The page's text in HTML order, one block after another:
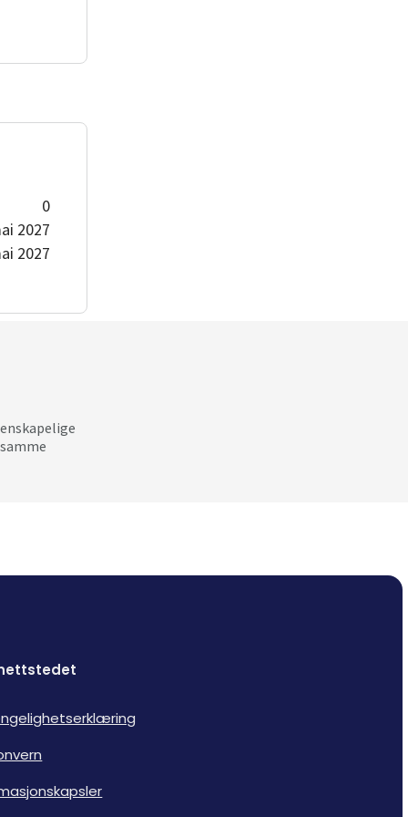
0
2027
2027